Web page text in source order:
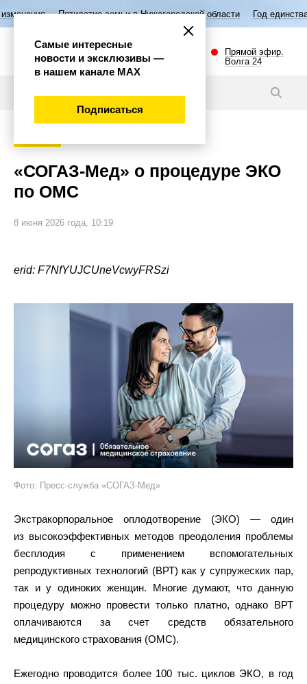
семьи в Нижегородской области Год единства народов
Прямой эфир.
Волга 24
«СОГАЗ-Мед» о процедуре ЭКО
по ОМС
8 июня 2026 года, 10:19
erid: F7NfYUJCUneVcwyFRSzi
Фото: Пресс-служба «СОГАЗ-Мед»
Экстракорпоральное оплодотворение (ЭКО) — один
из высокоэффективных методов преодоления проблемы
бесплодия с применением вспомогательных
репродуктивных технологий (ВРТ) как у супружеских пар,
так и у одиноких женщин. Многие думают, что данную
процедуру можно провести только платно, однако ВРТ
оплачиваются за счет средств обязательного
медицинского страхования (ОМС).
Ежегодно проводится более 100 тыс. циклов ЭКО, в год
Самые интересные
новости и эксклюзивы —
в нашем канале МАХ
Подписаться